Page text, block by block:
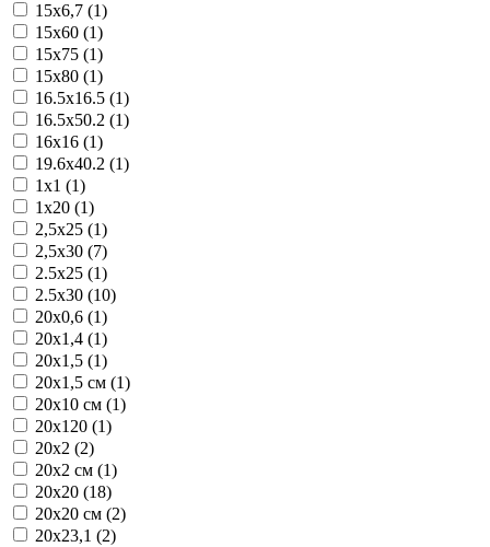
15x6,7 (1)
15x60 (1)
15x75 (1)
15x80 (1)
16.5x16.5 (1)
16.5x50.2 (1)
16x16 (1)
19.6x40.2 (1)
1x1 (1)
1x20 (1)
2,5x25 (1)
2,5x30 (7)
2.5x25 (1)
2.5x30 (10)
20x0,6 (1)
20x1,4 (1)
20x1,5 (1)
20x1,5 см (1)
20x10 см (1)
20x120 (1)
20x2 (2)
20x2 см (1)
20x20 (18)
20x20 см (2)
20x23,1 (2)